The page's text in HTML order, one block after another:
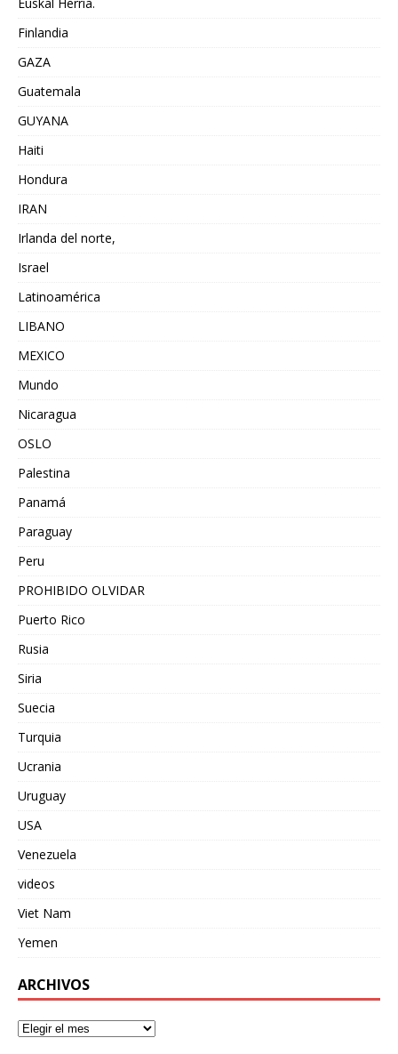
Finlandia
GAZA
Guatemala
GUYANA
Haiti
Hondura
IRAN
Irlanda del norte,
Israel
Latinoamérica
LIBANO
MEXICO
Mundo
Nicaragua
OSLO
Palestina
Panamá
Paraguay
Peru
PROHIBIDO OLVIDAR
Puerto Rico
Rusia
Siria
Suecia
Turquia
Ucrania
Uruguay
USA
Venezuela
videos
Viet Nam
Yemen
ARCHIVOS